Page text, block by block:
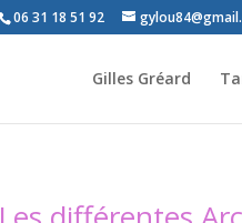
06 31 18 51 92
Gilles Gréard